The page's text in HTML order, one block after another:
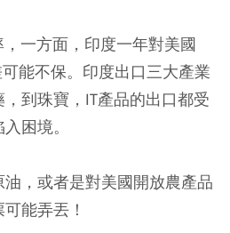
一方面，印度一年對美國
能不保。印度出口三大產業
到珠寶，IT產品的出口都受
困境。
，或者是對美國開放農產品
能弄丟！